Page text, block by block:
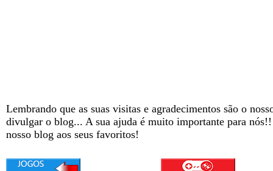
Lembrando que as suas visitas e agradecimentos são o
divulgar o blog... A sua ajuda é muito importante para nós!!
nosso blog aos seus favoritos!